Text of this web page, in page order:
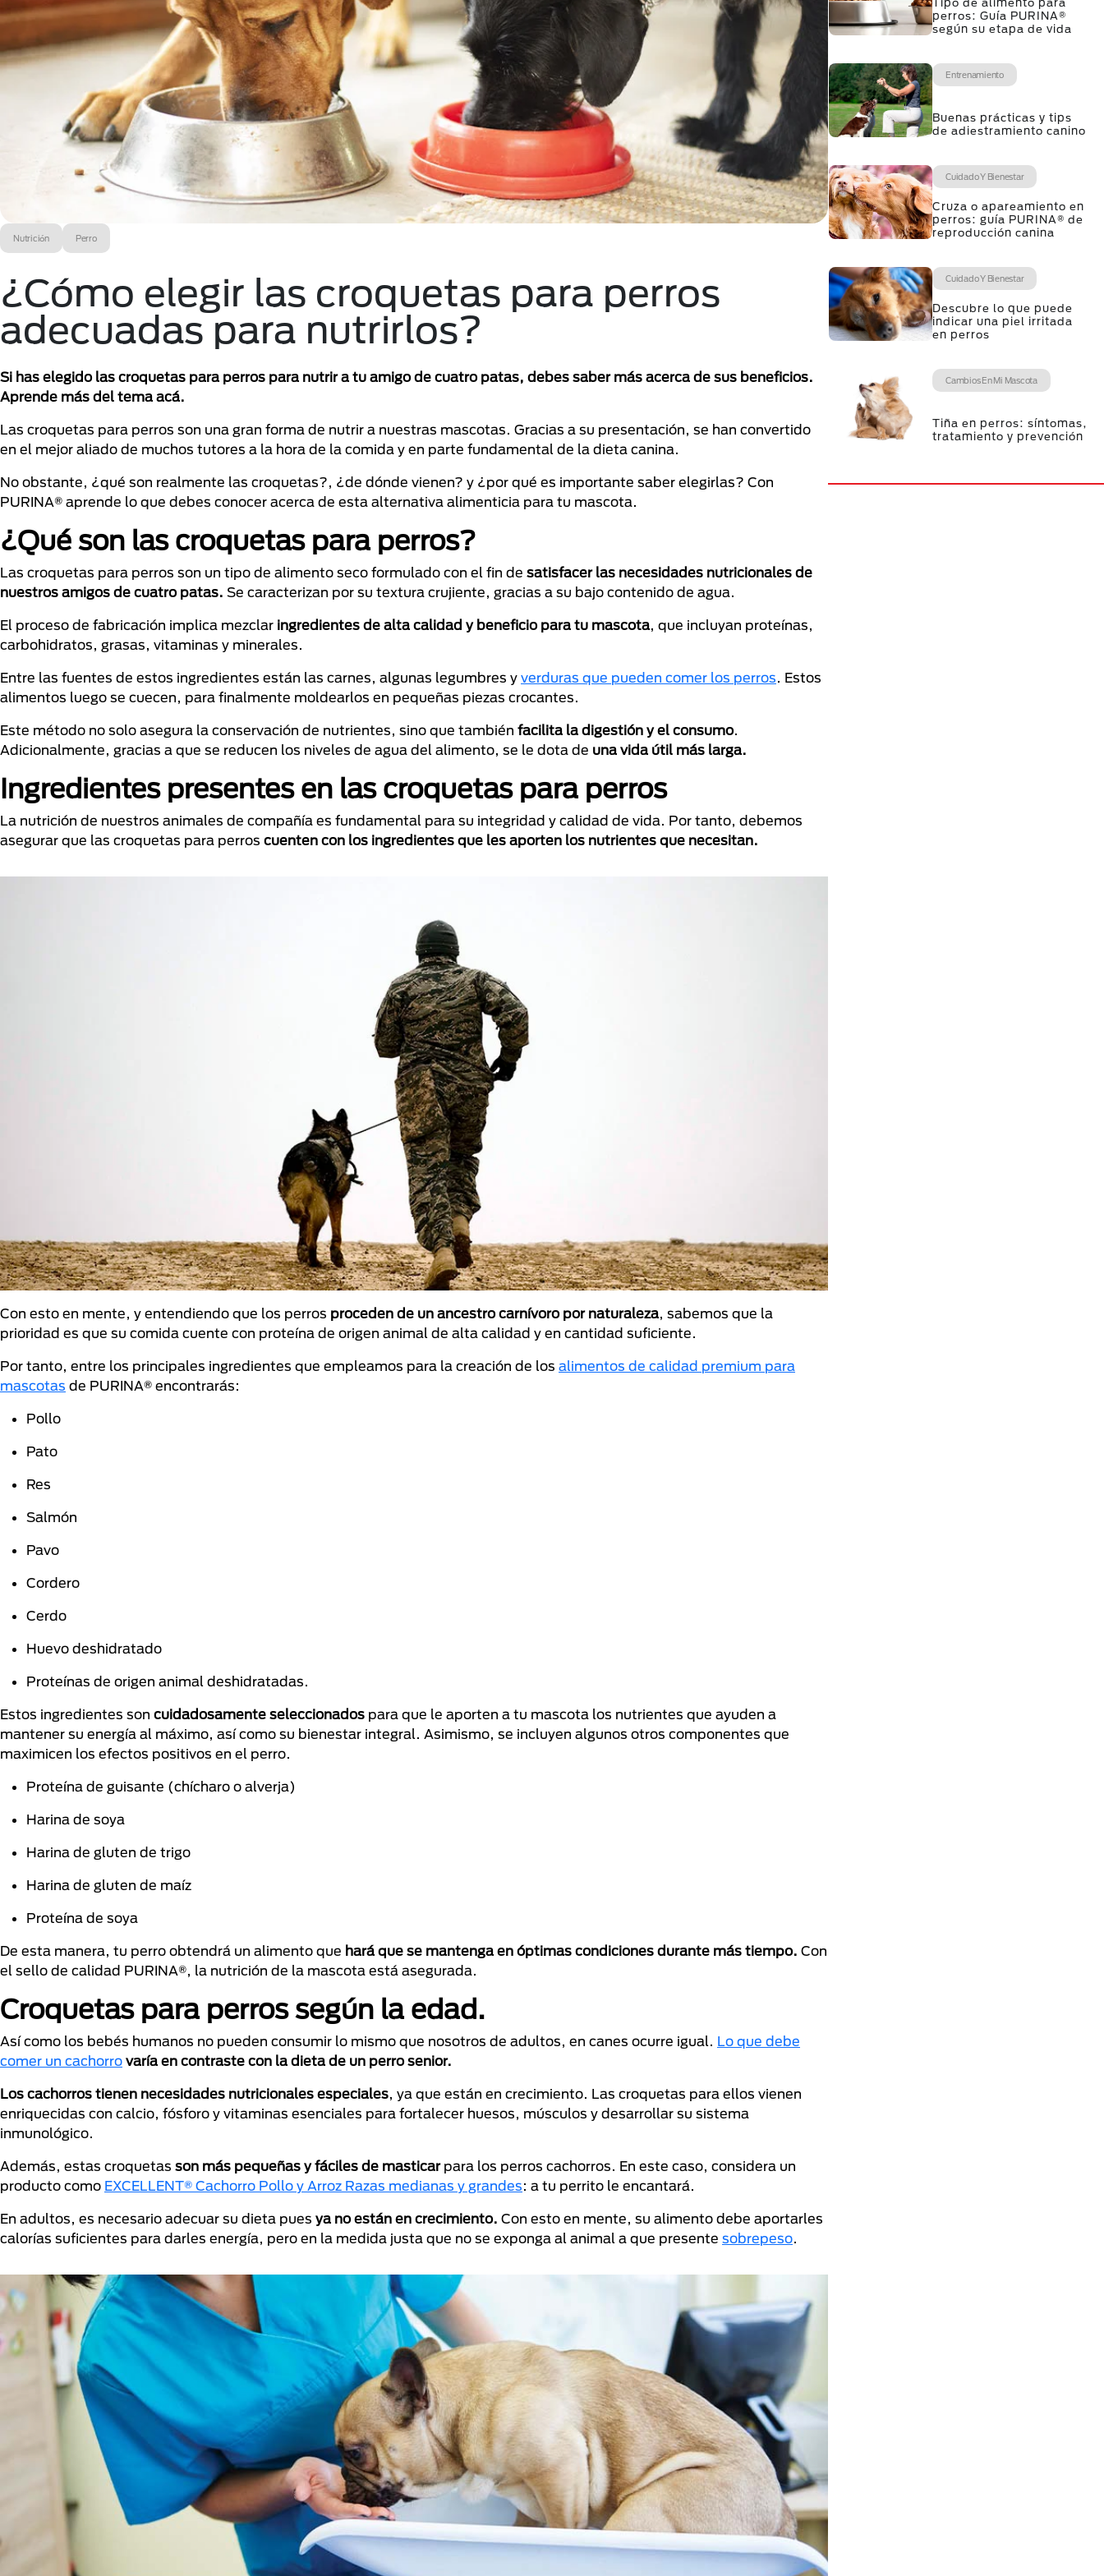
Nutrición Perro
¿Cómo elegir las croquetas para perros
adecuadas para nutrirlos?
Si has elegido las croquetas para perros para nutrir a tu amigo de cuatro patas, debes saber más acerca de sus beneficios.
Aprende más del tema acá.
Las croquetas para perros son una gran forma de nutrir a nuestras mascotas. Gracias a su presentación, se han convertido
en el mejor aliado de muchos tutores a la hora de la comida y en parte fundamental de la dieta canina.
No obstante, ¿qué son realmente las croquetas?, ¿de dónde vienen? y ¿por qué es importante saber elegirlas? Con
PURINA® aprende lo que debes conocer acerca de esta alternativa alimenticia para tu mascota.
¿Qué son las croquetas para perros?
Las croquetas para perros son un tipo de alimento seco formulado con el fin de satisfacer las necesidades nutricionales de
nuestros amigos de cuatro patas. Se caracterizan por su textura crujiente, gracias a su bajo contenido de agua.
El proceso de fabricación implica mezclar ingredientes de alta calidad y beneficio para tu mascota, que incluyan proteínas,
carbohidratos, grasas, vitaminas y minerales.
Entre las fuentes de estos ingredientes están las carnes, algunas legumbres y verduras que pueden comer los perros. Estos
alimentos luego se cuecen, para finalmente moldearlos en pequeñas piezas crocantes.
Este método no solo asegura la conservación de nutrientes, sino que también facilita la digestión y el consumo.
Adicionalmente, gracias a que se reducen los niveles de agua del alimento, se le dota de una vida útil más larga.
Ingredientes presentes en las croquetas para perros
La nutrición de nuestros animales de compañía es fundamental para su integridad y calidad de vida. Por tanto, debemos
asegurar que las croquetas para perros cuenten con los ingredientes que les aporten los nutrientes que necesitan.
Con esto en mente, y entendiendo que los perros proceden de un ancestro carnívoro por naturaleza, sabemos que la
prioridad es que su comida cuente con proteína de origen animal de alta calidad y en cantidad suficiente.
Por tanto, entre los principales ingredientes que empleamos para la creación de los alimentos de calidad premium para
mascotas de PURINA® encontrarás:
Pollo
Pato
Res
Salmón
Pavo
Cordero
Cerdo
Huevo deshidratado
Proteínas de origen animal deshidratadas.
Estos ingredientes son cuidadosamente seleccionados para que le aporten a tu mascota los nutrientes que ayuden a
mantener su energía al máximo, así como su bienestar integral. Asimismo, se incluyen algunos otros componentes que
maximicen los efectos positivos en el perro.
Proteína de guisante (chícharo o alverja)
Harina de soya
Harina de gluten de trigo
Harina de gluten de maíz
Proteína de soya
De esta manera, tu perro obtendrá un alimento que hará que se mantenga en óptimas condiciones durante más tiempo. Con
el sello de calidad PURINA®, la nutrición de la mascota está asegurada.
Croquetas para perros según la edad.
Así como los bebés humanos no pueden consumir lo mismo que nosotros de adultos, en canes ocurre igual. Lo que debe
comer un cachorro varía en contraste con la dieta de un perro senior.
Los cachorros tienen necesidades nutricionales especiales, ya que están en crecimiento. Las croquetas para ellos vienen
enriquecidas con calcio, fósforo y vitaminas esenciales para fortalecer huesos, músculos y desarrollar su sistema
inmunológico.
Además, estas croquetas son más pequeñas y fáciles de masticarpara los perros cachorros. En este caso, considera un
producto como EXCELLENT® Cachorro Pollo y Arroz Razas medianas y grandes: a tu perrito le encantará.
En adultos, es necesario adecuar su dieta pues ya no están en crecimiento. Con esto en mente, su alimento debe aportarles
calorías suficientes para darles energía, pero en la medida justa que no se exponga al animal a que presente sobrepeso.
perros: Guía PURINA®
según su etapa de vida
Entrenamiento
Buenas prácticas y tips
de adiestramiento canino
Cuidado Y Bienestar
Cruza o apareamiento en
perros: guía PURINA® de
reproducción canina
Cuidado Y Bienestar
Descubre lo que puede
indicar una piel irritada
en perros
Cambios En Mi Mascota
Tiña en perros: síntomas,
tratamiento y prevención